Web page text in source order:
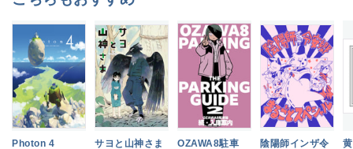
Photon 4 サヨと山神さま OZAWA8駐車 陰陽師インザ令